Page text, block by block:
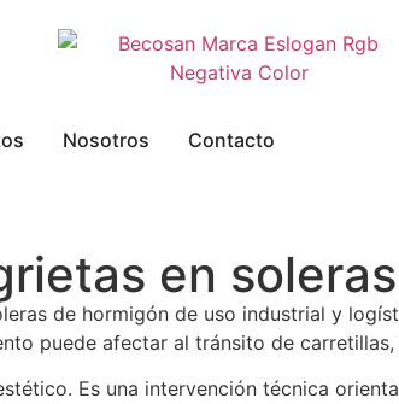
Nosotros Contacto
en
de hormigón de uso industrial y
puede afectar al tránsito de
Es una intervención técnica